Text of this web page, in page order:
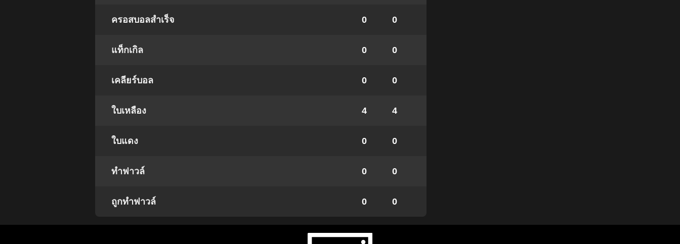
ครอสบอลสำเร็จ 0 0
แท็กเกิล 0 0
เคลียร์บอล 0 0
ใบเหลือง 4 4
ใบแดง 0 0
ทำฟาวล์ 0 0
ถูกทำฟาวล์ 0 0